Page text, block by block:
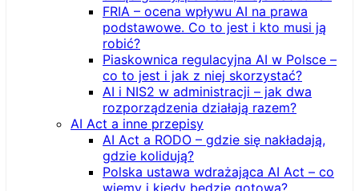
FRIA – ocena wpływu AI na prawa
podstawowe. Co to jest i kto musi ją
robić?
Piaskownica regulacyjna AI w Polsce –
co to jest i jak z niej skorzystać?
AI i NIS2 w administracji – jak dwa
rozporządzenia działają razem?
AI Act a inne przepisy
AI Act a RODO – gdzie się nakładają,
gdzie kolidują?
Polska ustawa wdrażająca AI Act – co
wiemy i kiedy będzie gotowa?